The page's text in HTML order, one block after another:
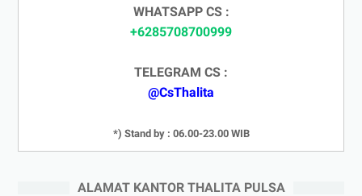
WHATSAPP CS :
+6285708700999
TELEGRAM CS :
@CsThalita
*) Stand by : 06.00-23.00 WIB
ALAMAT KANTOR THALITA PULSA